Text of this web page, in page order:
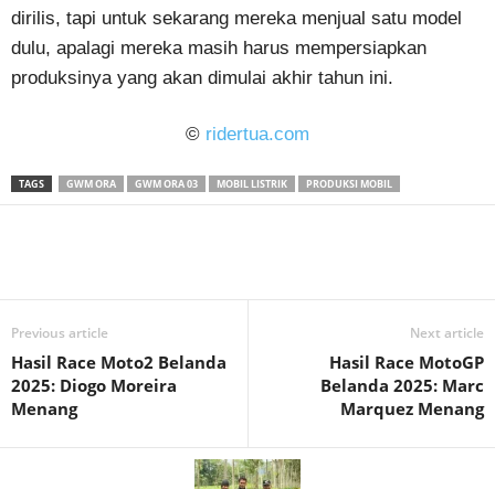
dirilis, tapi untuk sekarang mereka menjual satu model
dulu, apalagi mereka masih harus mempersiapkan
produksinya yang akan dimulai akhir tahun ini.
© ridertua.com
TAGS GWM ORA GWM ORA 03 MOBIL LISTRIK PRODUKSI MOBIL
Previous article
Hasil Race Moto2 Belanda
2025: Diogo Moreira
Menang
Next article
Hasil Race MotoGP
Belanda 2025: Marc
Marquez Menang